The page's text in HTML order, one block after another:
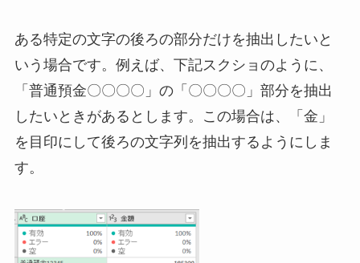
ある特定の文字の後ろの部分だけを抽出したいと
いう場合です。例えば、下記スクショのように、
「普通預金〇〇〇〇」の「〇〇〇〇」部分を抽出
したいときがあるとします。この場合は、「金」
を目印にして後ろの文字列を抽出するようにしま
す。